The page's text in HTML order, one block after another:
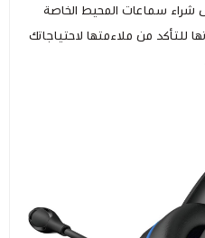
شراء سماعات المحيط الخاصة
للتأكد من ملاءمتها لاحتياجاتك